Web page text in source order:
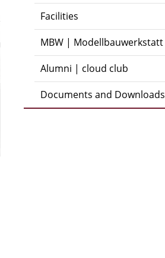
Facilities
MBW | Modellbauwerkstatt
Alumni | cloud club
Documents and Downloads